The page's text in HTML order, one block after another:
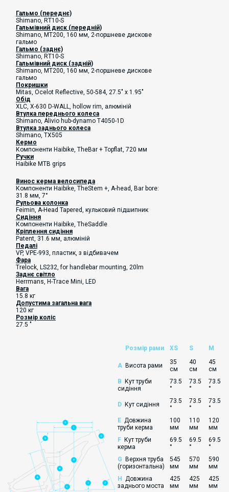
Гальмо (переднє)
Shimano, RT10-S
Гальмівний диск (передній)
Shimano, MT200, 160 мм, 2-поршневе дискове
гальмо
Гальмо (заднє)
Shimano, RT10-S
Гальмівний диск (задній)
Shimano, MT200, 160 мм, 2-поршневе дискове
гальмо
Покришки
Mitas, Ocelot Reflective, 50-584, 27.5" x 1.95"
Обід
XLC, X-630 D-WALL, hollow rim, алюміній
Втулка переднього колеса
Shimano, Alivio hub-dynamo T4050-1D
Втулка заднього колеса
Shimano, TX505
Кермо
Компоненти Haibike, TheBar + Topflat, 720 мм
Ручки
Haibike MTB grips
Винос керма велосипеда
Компоненти Haibike, TheStem +, A-head, Bar bore:
31.8 мм, 7°
Рульова колонка
Feimin, A-Head Tapered, кульковий підшипник
Сидіння
Компоненти Haibike, TheSaddle
Кріплення сидіння
Patent, 31.6 мм, алюміній
Педалі
VP, VPE-993, пластик, з відбивачем
Фара
Trelock, LS232, for handlebar mounting, 20lm
Заднє світло
Herrmans, H-Trace Mini, LED
Вага
15.8 кг
Допустима загальна вага
120 кг
Розмір коліс
27.5 "
Розмір рами XS S M
A Висота рами
35
см
40
см
45
см
B Кут труби
сидіння
73.5
°
73.5
°
73.5
°
D Кут сидіння
73.5
°
73.5
°
73.5
°
E Довжина
труби керма
100
мм
110
мм
120
мм
F Кут труби
керма
69.5
°
69.5
°
69.5
°
G
Верхня труба
(горизонтальна)
545
мм
570
мм
590
мм
H Довжина
заднього моста
425
мм
425
мм
425
мм